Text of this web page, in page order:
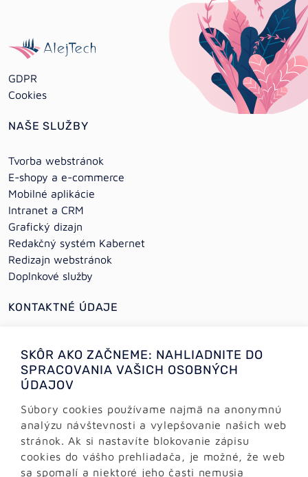
GDPR
Cookies
NAŠE SLUŽBY
Tvorba webstránok
E-shopy a e-commerce
Mobilné aplikácie
Intranet a CRM
Grafický dizajn
Redakčný systém Kabernet
Redizajn webstránok
Doplnkové služby
KONTAKTNÉ ÚDAJE
+421 (0) 948 950 704
Informácie:
info@alejtech.eu
Zákaznícka podpora:
podpora@alejtech.eu
SKÔR AKO ZAČNEME: NAHLIADNITE DO
SPRACOVANIA VAŠICH OSOBNÝCH
ÚDAJOV
Súbory cookies používame najmä na anonymnú
analýzu návštevnosti a vylepšovanie našich web
stránok. Ak si nastavíte blokovanie zápisu
cookies do vášho prehliadača, je možné, že web
sa spomalí a niektoré jeho časti nemusia